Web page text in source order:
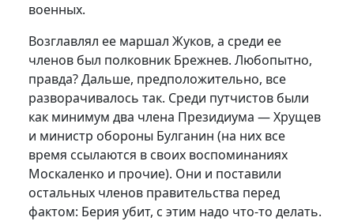
военных.
Возглавлял ее маршал Жуков, а среди ее
членов был полковник Брежнев. Любопытно,
правда? Дальше, предположительно, все
разворачивалось так. Среди путчистов были
как минимум два члена Президиума — Хрущев
и министр обороны Булганин (на них все
время ссылаются в своих воспоминаниях
Москаленко и прочие). Они и поставили
остальных членов правительства перед
фактом: Берия убит, с этим надо что-то делать.